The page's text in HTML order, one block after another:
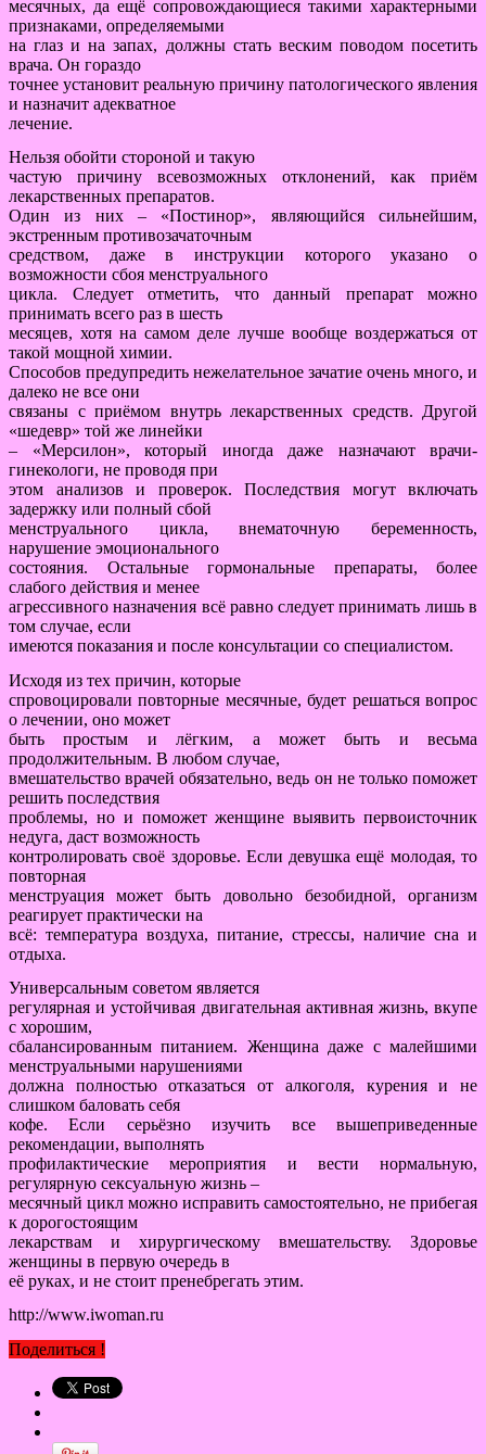
месячных, да ещё сопровождающиеся такими характерными
признаками, определяемыми
на глаз и на запах, должны стать веским поводом посетить
врача. Он гораздо
точнее установит реальную причину патологического явления
и назначит адекватное
лечение.
Нельзя обойти стороной и такую
частую причину всевозможных отклонений, как приём
лекарственных препаратов.
Один из них – «Постинор», являющийся сильнейшим,
экстренным противозачаточным
средством, даже в инструкции которого указано о
возможности сбоя менструального
цикла. Следует отметить, что данный препарат можно
принимать всего раз в шесть
месяцев, хотя на самом деле лучше вообще воздержаться от
такой мощной химии.
Способов предупредить нежелательное зачатие очень много, и
далеко не все они
связаны с приёмом внутрь лекарственных средств. Другой
«шедевр» той же линейки
– «Мерсилон», который иногда даже назначают врачи-
гинекологи, не проводя при
этом анализов и проверок. Последствия могут включать
задержку или полный сбой
менструального цикла, внематочную беременность,
нарушение эмоционального
состояния. Остальные гормональные препараты, более
слабого действия и менее
агрессивного назначения всё равно следует принимать лишь в
том случае, если
имеются показания и после консультации со специалистом.
Исходя из тех причин, которые
спровоцировали повторные месячные, будет решаться вопрос
о лечении, оно может
быть простым и лёгким, а может быть и весьма
продолжительным. В любом случае,
вмешательство врачей обязательно, ведь он не только поможет
решить последствия
проблемы, но и поможет женщине выявить первоисточник
недуга, даст возможность
контролировать своё здоровье. Если девушка ещё молодая, то
повторная
менструация может быть довольно безобидной, организм
реагирует практически на
всё: температура воздуха, питание, стрессы, наличие сна и
отдыха.
Универсальным советом является
регулярная и устойчивая двигательная активная жизнь, вкупе
с хорошим,
сбалансированным питанием. Женщина даже с малейшими
менструальными нарушениями
должна полностью отказаться от алкоголя, курения и не
слишком баловать себя
кофе. Если серьёзно изучить все вышеприведенные
рекомендации, выполнять
профилактические мероприятия и вести нормальную,
регулярную сексуальную жизнь –
месячный цикл можно исправить самостоятельно, не прибегая
к дорогостоящим
лекарствам и хирургическому вмешательству. Здоровье
женщины в первую очередь в
её руках, и не стоит пренебрегать этим.
http://www.iwoman.ru
Поделиться !